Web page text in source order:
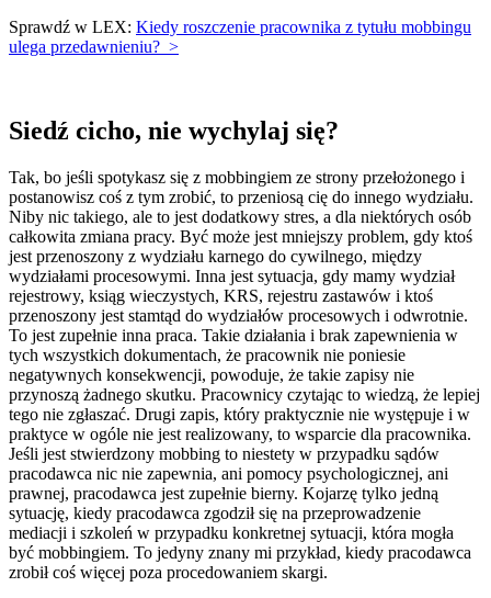
Sprawdź w LEX: Kiedy roszczenie pracownika z tytułu mobbingu
ulega przedawnieniu? >
Siedź cicho, nie wychylaj się?
Tak, bo jeśli spotykasz się z mobbingiem ze strony przełożonego i
postanowisz coś z tym zrobić, to przeniosą cię do innego wydziału.
Niby nic takiego, ale to jest dodatkowy stres, a dla niektórych osób
całkowita zmiana pracy. Być może jest mniejszy problem, gdy ktoś
jest przenoszony z wydziału karnego do cywilnego, między
wydziałami procesowymi. Inna jest sytuacja, gdy mamy wydział
rejestrowy, ksiąg wieczystych, KRS, rejestru zastawów i ktoś
przenoszony jest stamtąd do wydziałów procesowych i odwrotnie.
To jest zupełnie inna praca. Takie działania i brak zapewnienia w
tych wszystkich dokumentach, że pracownik nie poniesie
negatywnych konsekwencji, powoduje, że takie zapisy nie
przynoszą żadnego skutku. Pracownicy czytając to wiedzą, że lepiej
tego nie zgłaszać. Drugi zapis, który praktycznie nie występuje i w
praktyce w ogóle nie jest realizowany, to wsparcie dla pracownika.
Jeśli jest stwierdzony mobbing to niestety w przypadku sądów
pracodawca nic nie zapewnia, ani pomocy psychologicznej, ani
prawnej, pracodawca jest zupełnie bierny. Kojarzę tylko jedną
sytuację, kiedy pracodawca zgodził się na przeprowadzenie
mediacji i szkoleń w przypadku konkretnej sytuacji, która mogła
być mobbingiem. To jedyny znany mi przykład, kiedy pracodawca
zrobił coś więcej poza procedowaniem skargi.